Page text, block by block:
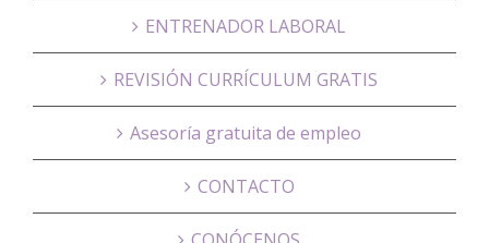
ENTRENADOR LABORAL
REVISIÓN CURRÍCULUM GRATIS
Asesoría gratuita de empleo
CONTACTO